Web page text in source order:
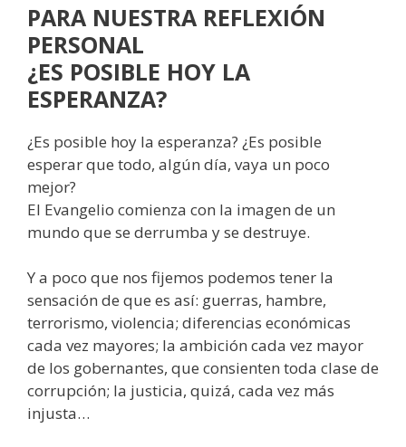
PARA NUESTRA REFLEXIÓN
PERSONAL
¿ES POSIBLE HOY LA
ESPERANZA?
¿Es posible hoy la esperanza? ¿Es posible
esperar que todo, algún día, vaya un poco
mejor?
El Evangelio comienza con la imagen de un
mundo que se derrumba y se destruye.
Y a poco que nos fijemos podemos tener la
sensación de que es así: guerras, hambre,
terrorismo, violencia; diferencias económicas
cada vez mayores; la ambición cada vez mayor
de los gobernantes, que consienten toda clase de
corrupción; la justicia, quizá, cada vez más
injusta…